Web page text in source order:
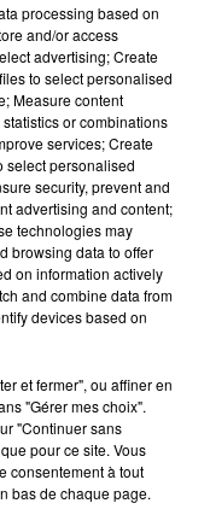
DU 28/05/25
à Tulle, Brive,
avec les
le terrain.
processing based on
and/or access
advertising; Create
to select personalised
Measure content
or combinations
services; Create
select personalised
security, prevent and
advertising and content;
technologies may
browsing data to offer
on information actively
and combine data from
devices based on
et fermer", ou affiner en
"Gérer mes choix".
"Continuer sans
pour ce site. Vous
consentement à tout
bas de chaque page.